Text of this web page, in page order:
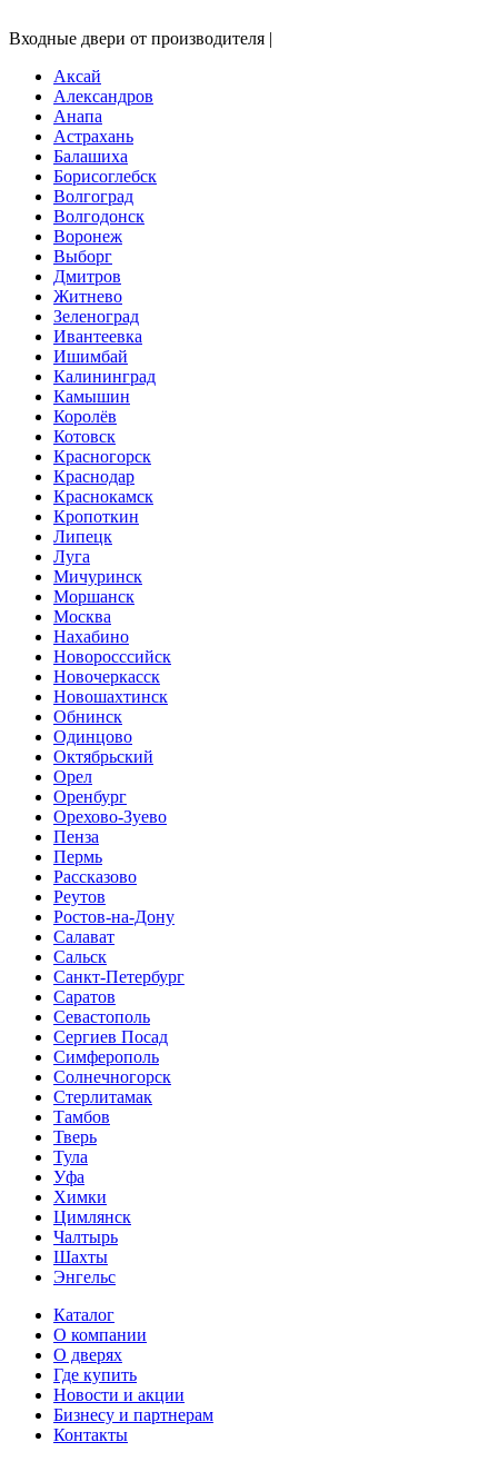
Входные двери от производителя |
Аксай
Александров
Анапа
Астрахань
Балашиха
Борисоглебск
Волгоград
Волгодонск
Воронеж
Выборг
Дмитров
Житнево
Зеленоград
Ивантеевка
Ишимбай
Калининград
Камышин
Королёв
Котовск
Красногорск
Краснодар
Краснокамск
Кропоткин
Липецк
Луга
Мичуринск
Моршанск
Москва
Нахабино
Новоросссийск
Новочеркасск
Новошахтинск
Обнинск
Одинцово
Октябрьский
Орел
Оренбург
Орехово-Зуево
Пенза
Пермь
Рассказово
Реутов
Ростов-на-Дону
Салават
Сальск
Санкт-Петербург
Саратов
Севастополь
Сергиев Посад
Симферополь
Солнечногорск
Стерлитамак
Тамбов
Тверь
Тула
Уфа
Химки
Цимлянск
Чалтырь
Шахты
Энгельс
Каталог
О компании
О дверях
Где купить
Новости и акции
Бизнесу и партнерам
Контакты